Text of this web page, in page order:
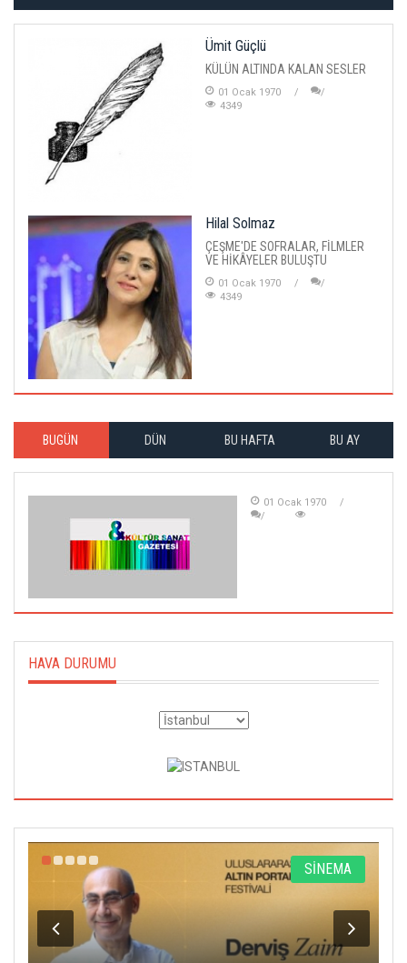
Ümit Güçlü
KÜLÜN ALTINDA KALAN SESLER
01 Ocak 1970
4349
Hilal Solmaz
ÇEŞME'DE SOFRALAR, FİLMLER
VE HİKÂYELER BULUŞTU
01 Ocak 1970
4349
BUGÜN DÜN BU HAFTA BU AY
01 Ocak 1970
HAVA DURUMU
SİNEMA